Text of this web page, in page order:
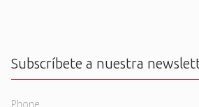
Subscríbete a nuestra
Phone